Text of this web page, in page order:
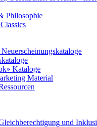
Philosophie
Kataloge
Material
und